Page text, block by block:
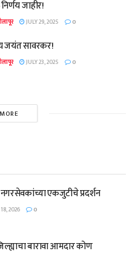
जाहीर!
JULY 29, 2025 0
जयंत सावरकर!
JULY 23, 2025 0
एकजुटीचे प्रदर्शन
2026 0
बारावा आमदार कोण